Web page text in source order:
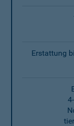
Erstattung